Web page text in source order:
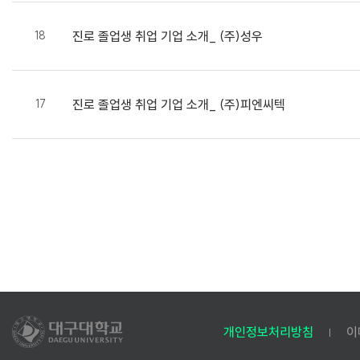
18 진로 졸업생 취업 기업 소개_ (주)성우
17 진로 졸업생 취업 기업 소개_ (주)피엔씨텍
개인정보처리방침